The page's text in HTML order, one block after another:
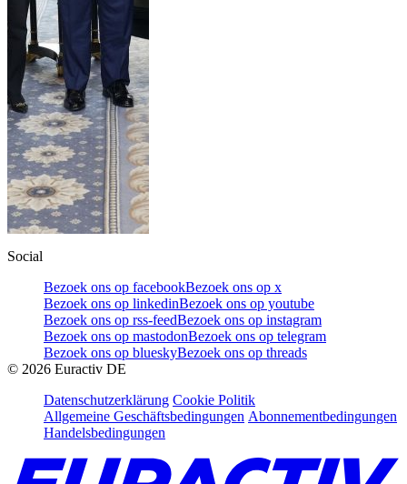
Social
Bezoek ons op facebookBezoek ons op x
Bezoek ons op linkedinBezoek ons op youtube
Bezoek ons op rss-feedBezoek ons op instagram
Bezoek ons op mastodonBezoek ons op telegram
Bezoek ons op blueskyBezoek ons op threads
© 2026 Euractiv DE
Datenschutzerklärung Cookie Politik
Allgemeine Geschäftsbedingungen Abonnementbedingungen
Handelsbedingungen